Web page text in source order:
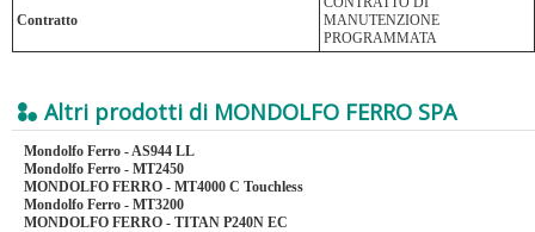
Contratto
MANUTENZIONE
PROGRAMMATA
Altri prodotti di MONDOLFO FERRO SPA
Mondolfo Ferro - AS944 LL
Mondolfo Ferro - MT2450
MONDOLFO FERRO - MT4000 C Touchless
Mondolfo Ferro - MT3200
MONDOLFO FERRO - TITAN P240N EC